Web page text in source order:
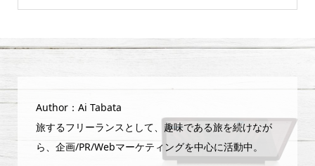
Author：Ai Tabata
旅するフリーランスとして、趣味である旅を続けなが
ら、企画/PR/Webマーケティングを中心に活動中。